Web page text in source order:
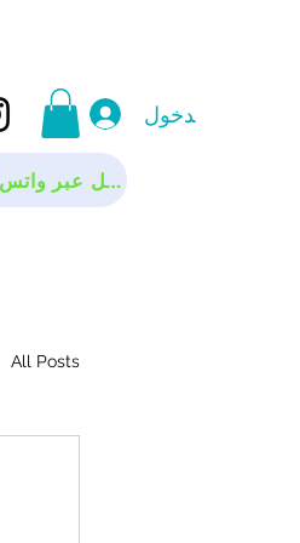
تسجيل الدخول
تواصل عبر واتس اب
All Posts